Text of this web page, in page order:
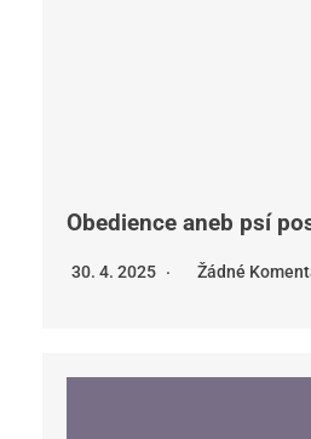
Obedience aneb psí
30. 4. 2025 Žádné